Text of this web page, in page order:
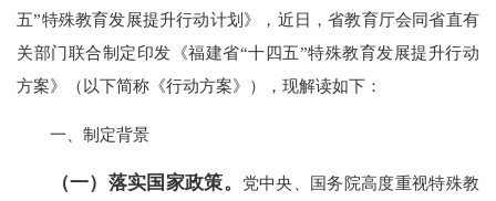
五”特殊教育发展提升行动计划》，近日，省教育厅会同省直有
关部门联合制定印发《福建省“十四五”特殊教育发展提升行动
方案》（以下简称《行动方案》），现解读如下：
一、制定背景
（一）落实国家政策。
党中央、国务院高度重视特殊教